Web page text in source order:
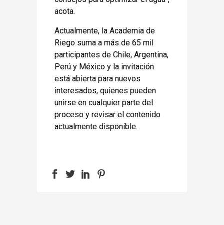
acota.
Actualmente, la Academia de
Riego suma a más de 65 mil
participantes de Chile, Argentina,
Perú y México y la invitación
está abierta para nuevos
interesados, quienes pueden
unirse en cualquier parte del
proceso y revisar el contenido
actualmente disponible.